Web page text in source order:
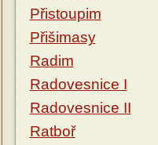
Přistoupim
Přišimasy
Radim
Radovesnice I
Radovesnice II
Ratboř